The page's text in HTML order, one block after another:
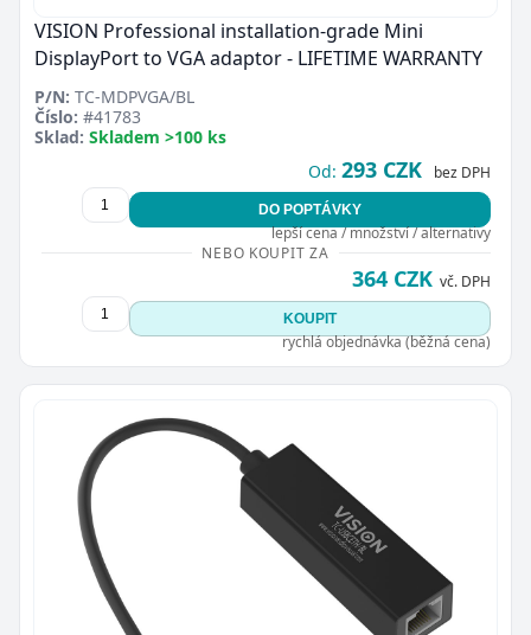
VISION Professional installation-grade Mini
DisplayPort to VGA adaptor - LIFETIME WARRANTY
P/N: TC-MDPVGA/BL
Číslo: #41783
Sklad: Skladem >100 ks
Od: 293 CZK bez DPH
DO POPTÁVKY
lepší cena / množství / alternativy
NEBO KOUPIT ZA
364 CZK vč. DPH
KOUPIT
rychlá objednávka (běžná cena)